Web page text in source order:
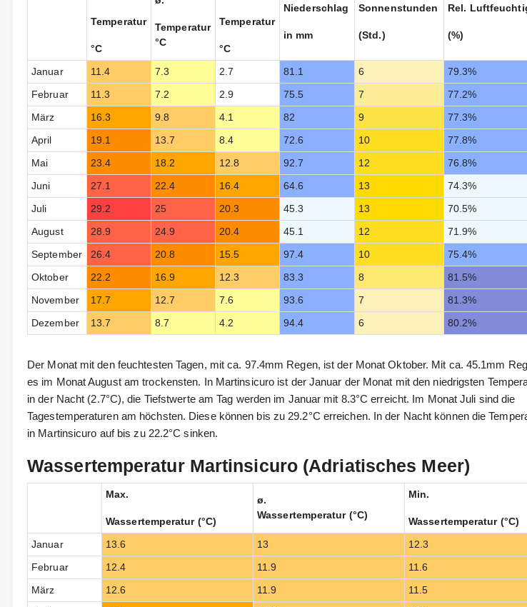
Temperatur
°C
Temperatur
°C
Temperatur
°C
Niederschlag
in mm
Sonnenstunden
(Std.)
Rel.
(%)
Januar 11.4 7.3 2.7 81.1 6 79.3%
Februar 11.3 7.2 2.9 75.5 7 77.2%
März 16.3 9.8 4.1 82 9 77.3%
April 19.1 13.7 8.4 72.6 10 77.8%
Mai 23.4 18.2 12.8 92.7 12 76.8%
Juni 27.1 22.4 16.4 64.6 13 74.3%
Juli 29.2 25 20.3 45.3 13 70.5%
August 28.9 24.9 20.4 45.1 12 71.9%
September 26.4 20.8 15.5 97.4 10 75.4%
Oktober 22.2 16.9 12.3 83.3 8 81.5%
November 17.7 12.7 7.6 93.6 7 81.3%
Dezember 13.7 8.7 4.2 94.4 6 80.2%
Der Monat mit den feuchtesten Tagen, mit ca. 97.4mm Regen, ist der Monat Oktober. Mit ca. 45.1mm
es im Monat August am trockensten. In Martinsicuro ist der Januar der Monat mit den niedrigsten
in der Nacht (2.7°C), die Tiefstwerte am Tag werden im Januar mit 8.3°C erreicht. Im Monat Juli sind die
Tagestemperaturen am höchsten. Diese können bis zu 29.2°C erreichen. In der Nacht können die
in Martinsicuro auf bis zu 22.2°C sinken.
Wassertemperatur Martinsicuro (Adriatisches Meer)
Max.
Wassertemperatur (°C)
ø.
Wassertemperatur (°C)
Min.
Wassertemperatur (°C)
Januar 13.6 13 12.3
Februar 12.4 11.9 11.6
März 12.6 11.9 11.5